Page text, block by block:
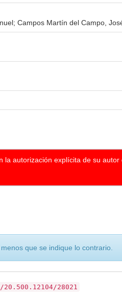
Campos Martín del Campo,
autorización explícita de su
que se indique lo contrario.
28021